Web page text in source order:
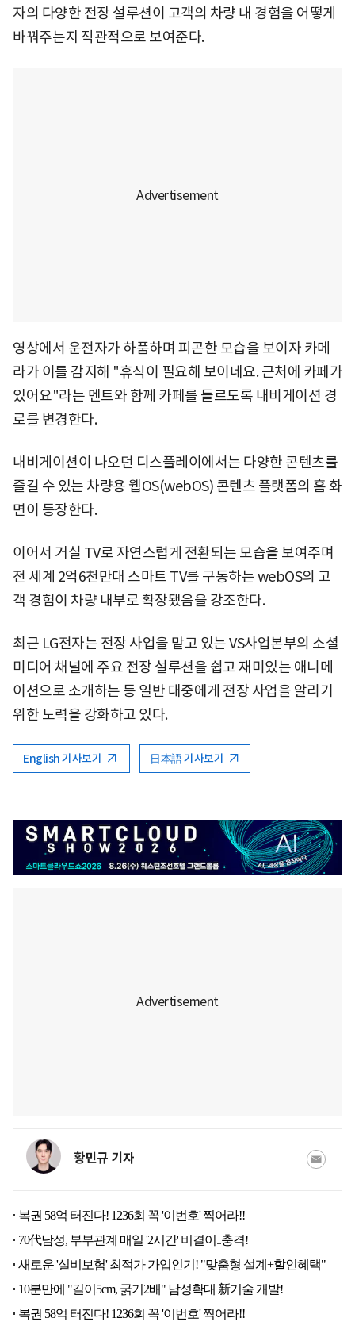
자의 다양한 전장 설루션이 고객의 차량 내 경험을 어떻게
바꿔주는지 직관적으로 보여준다.
영상에서 운전자가 하품하며 피곤한 모습을 보이자 카메
라가 이를 감지해 "휴식이 필요해 보이네요. 근처에 카페가
있어요"라는 멘트와 함께 카페를 들르도록 내비게이션 경
로를 변경한다.
내비게이션이 나오던 디스플레이에서는 다양한 콘텐츠를
즐길 수 있는 차량용 웹OS(webOS) 콘텐츠 플랫폼의 홈 화
면이 등장한다.
이어서 거실 TV로 자연스럽게 전환되는 모습을 보여주며
전 세계 2억6천만대 스마트 TV를 구동하는 webOS의 고
객 경험이 차량 내부로 확장됐음을 강조한다.
최근 LG전자는 전장 사업을 맡고 있는 VS사업본부의 소셜
미디어 채널에 주요 전장 설루션을 쉽고 재미있는 애니메
이션으로 소개하는 등 일반 대중에게 전장 사업을 알리기
위한 노력을 강화하고 있다.
English 기사보기 日本語 기사보기
황민규 기자